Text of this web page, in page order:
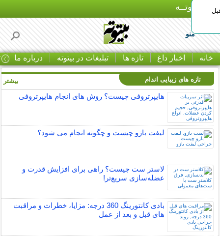
بـیتوتــه
منو
خانه اخبار داغ تازه ها تبلیغات در بیتوته درباره ما
تازه های زیبایی اندام
هایپرتروفی چیست؟ روش های انجام هایپرتروفی
لیفت بازو چیست و چگونه انجام می شود؟
لاستر ست چیست؟ راهی برای افزایش قدرت و
عضله‌سازی سریع‌تر!
بادی کانتورینگ 360 درجه: مزایا، خطرات و مراقبت
های قبل و بعد از عمل
بیشتر